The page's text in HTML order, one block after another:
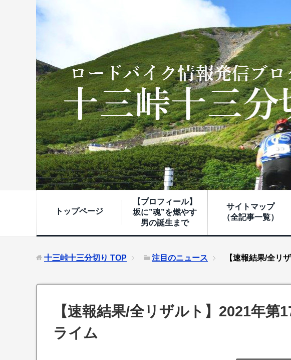
トップページ
【プロフィール】
坂に”魂”を燃やす
男の誕生まで
サイトマップ
（全記事一覧）
十三峠十三分切り TOP 注目のニュース 【速報結果/全リ
【速報結果/全リザルト】2021年第
ライム